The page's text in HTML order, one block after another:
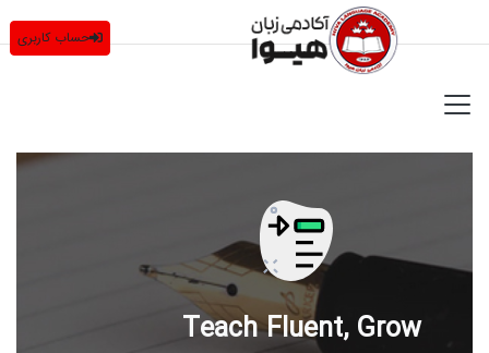
حساب کاربری
Teach Fluent, Grow